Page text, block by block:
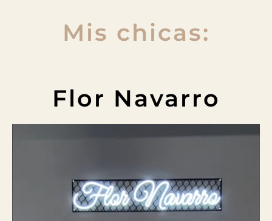
Mis chicas:
Flor Navarro